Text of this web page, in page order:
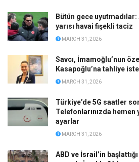
Bütün gece uyutmadılar:
yarısı havai fişekli taciz
MARCH 31, 2026
Savcı, İmamoğlu’nun
Kasapoğlu’na tahliye
MARCH 31, 2026
Türkiye’de 5G saatler
Telefonlarınızda hemen
ayarlar
MARCH 31, 2026
ABD ve İsrail’in